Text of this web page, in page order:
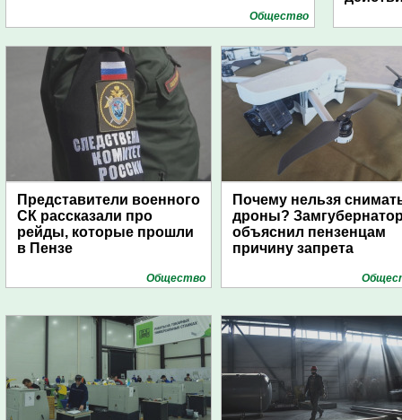
Общество
Представители военного
СК рассказали про
рейды, которые прошли
в Пензе
Общество
Почему нельзя
дроны?
объяснил пензенцам
причину запрета